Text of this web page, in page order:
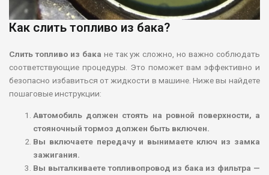
Как слить топливо из бака?
Слить топливо из бака не так уж сложно, но важно соблюдать
соответствующие процедуры. Это поможет вам эффективно и
безопасно избавиться от жидкости в машине. Ниже вы найдете
пошаговые инструкции:
Автомобиль должен стоять на ровной поверхности, а
стояночный тормоз должен быть включен.
Вы включаете передачу и вынимаете ключ из замка
зажигания.
Вы выталкиваете топливопровод из бака из фильтра —